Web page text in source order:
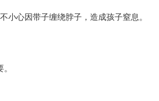
小心因带子缠绕脖子，造成孩子窒息。